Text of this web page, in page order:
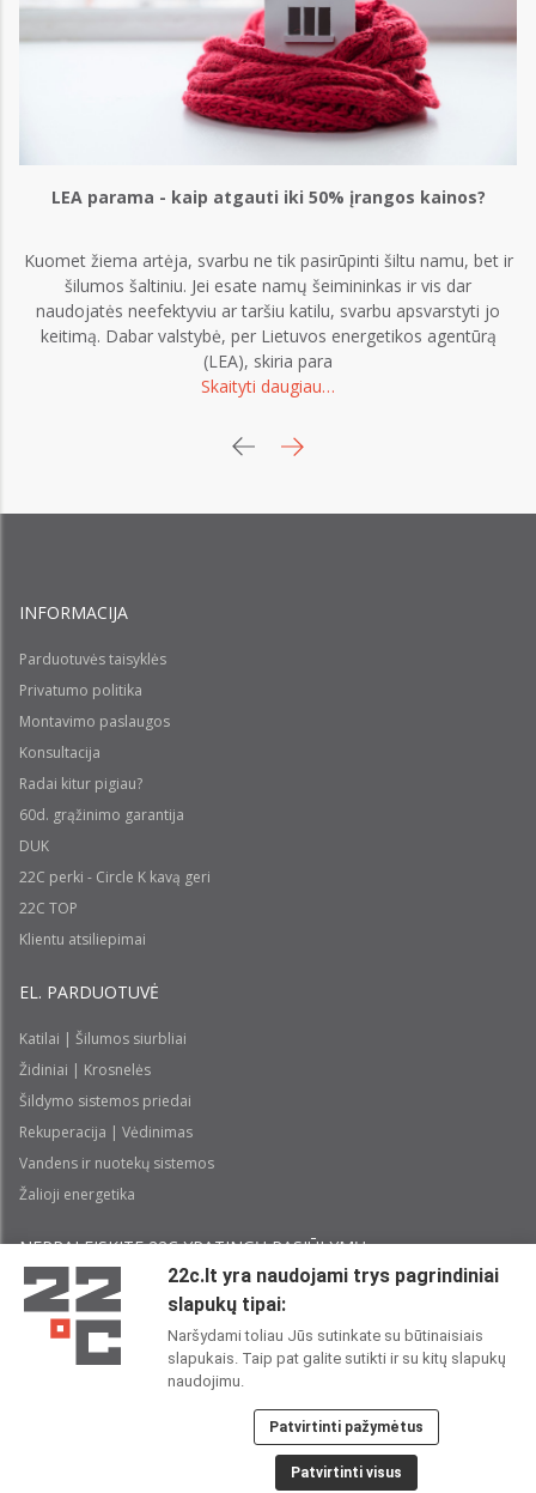
LEA parama - kaip atgauti iki 50% įrangos kainos?
Kuomet žiema artėja, svarbu ne tik pasirūpinti šiltu namu, bet ir
šilumos šaltiniu. Jei esate namų šeimininkas ir vis dar
naudojatės neefektyviu ar taršiu katilu, svarbu apsvarstyti jo
keitimą. Dabar valstybė, per Lietuvos energetikos agentūrą
(LEA), skiria para
Skaityti daugiau…
INFORMACIJA
Parduotuvės taisyklės
Privatumo politika
Montavimo paslaugos
Konsultacija
Radai kitur pigiau?
60d. grąžinimo garantija
DUK
22C perki - Circle K kavą geri
22C TOP
Klientu atsiliepimai
EL. PARDUOTUVĖ
Katilai | Šilumos siurbliai
Židiniai | Krosnelės
Šildymo sistemos priedai
Rekuperacija | Vėdinimas
Vandens ir nuotekų sistemos
Žalioji energetika
NEPRALEISKITE 22С YPATINGŲ PASIŪLYMŲ:
Perskaičiau ir sutinku su 22CPrivatumo politika
22C SOCIALINIUOSE TINKLUOSE:
22c.lt yra naudojami trys pagrindiniai
slapukų tipai:
Naršydami toliau Jūs sutinkate su būtinaisiais
slapukais. Taip pat galite sutikti ir su kitų slapukų
naudojimu.
Patvirtinti pažymėtus
Patvirtinti visus